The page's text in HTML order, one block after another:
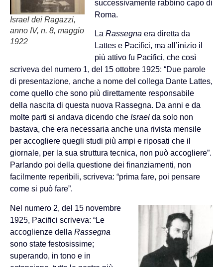
Israel dei Ragazzi,
anno IV, n. 8, maggio
1922
successivamente rabbino capo di
Roma.
La Rassegna era diretta da
Lattes e Pacifici, ma all’inizio il
più attivo fu Pacifici, che così
scriveva del numero 1, del 15 ottobre 1925: “Due parole
di presentazione, anche a nome del collega Dante Lattes,
come quello che sono più direttamente responsabile
della nascita di questa nuova Rassegna. Da anni e da
molte parti si andava dicendo che Israel da solo non
bastava, che era necessaria anche una rivista mensile
per accogliere quegli studi più ampi e riposati che il
giornale, per la sua struttura tecnica, non può accogliere”.
Parlando poi della questione dei finanziamenti, non
facilmente reperibili, scriveva: “prima fare, poi pensare
come si può fare”.
Nel numero 2, del 15 novembre
1925, Pacifici scriveva: “Le
accoglienze della Rassegna
sono state festosissime;
superando, in tono e in